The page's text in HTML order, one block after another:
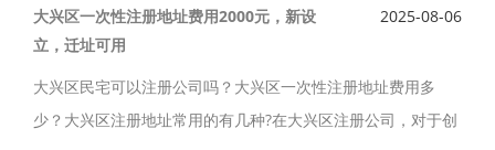
册地址的要求是什么，需要什么资料？我们提供大兴区一次性
注册地址费用2000元，出地址快，并协助创业服务。
大兴区一次性注册地址费用2000元，新设
立，迁址可用
2025-08-06
大兴区民宅可以注册公司吗？大兴区一次性注册地址费用多
少？大兴区注册地址常用的有几种?在大兴区注册公司，对于创